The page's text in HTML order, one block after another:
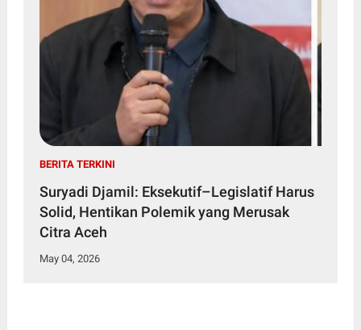
BERITA TERKINI
Suryadi Djamil: Eksekutif–Legislatif Harus
Solid, Hentikan Polemik yang Merusak
Citra Aceh
May 04, 2026